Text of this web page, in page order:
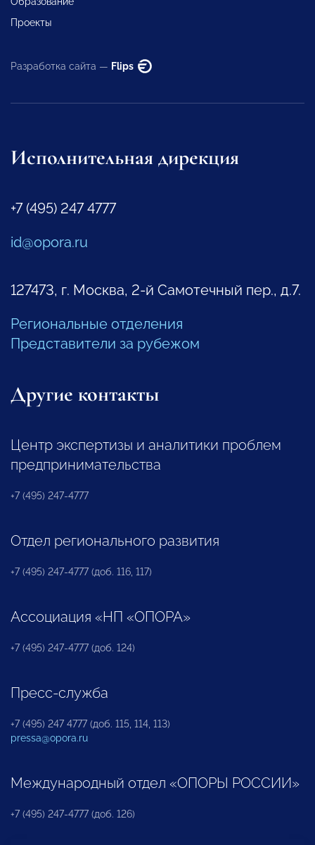
Проекты
Разработка сайта — Flips
Исполнительная дирекция
+7 (495) 247 4777
id@opora.ru
127473, г. Москва, 2-й Самотечный пер., д.7.
Региональные отделения
Представители за рубежом
Другие контакты
Центр экспертизы и аналитики проблем
предпринимательства
+7 (495) 247-4777
Отдел регионального развития
+7 (495) 247-4777 (доб. 116, 117)
Ассоциация «НП «ОПОРА»
+7 (495) 247-4777 (доб. 124)
Пресс-служба
+7 (495) 247 4777 (доб. 115, 114, 113)
pressa@opora.ru
Международный отдел «ОПОРЫ РОССИИ»
+7 (495) 247-4777 (доб. 126)